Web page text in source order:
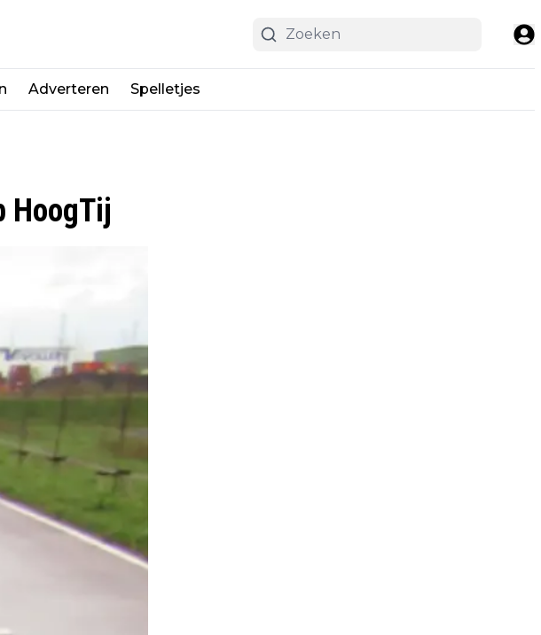
Adverteren Spelletjes
HoogTij